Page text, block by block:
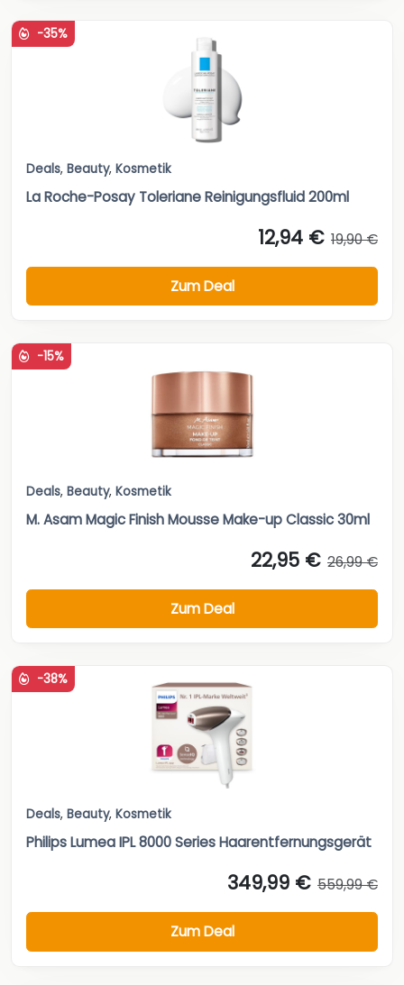
-35%
Deals, Beauty, Kosmetik
La Roche-Posay Toleriane Reinigungsfluid 200ml
12,94 € 19,90 €
Zum Deal
-15%
Deals, Beauty, Kosmetik
M. Asam Magic Finish Mousse Make-up Classic 30ml
22,95 € 26,99 €
Zum Deal
-38%
Deals, Beauty, Kosmetik
Philips Lumea IPL 8000 Series Haarentfernungsgerät
349,99 € 559,99 €
Zum Deal